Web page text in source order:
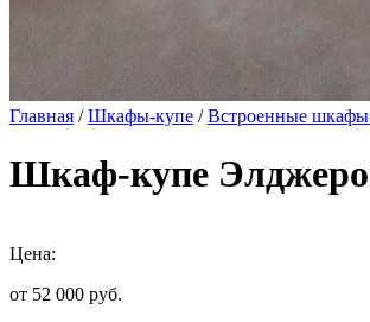
Главная /Шкафы-купе /Встроенные
Шкаф-купе
Цена:
от 52 000 руб.